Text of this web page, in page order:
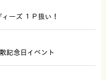
ーズ １Ｐ扱い！
記念日イベント